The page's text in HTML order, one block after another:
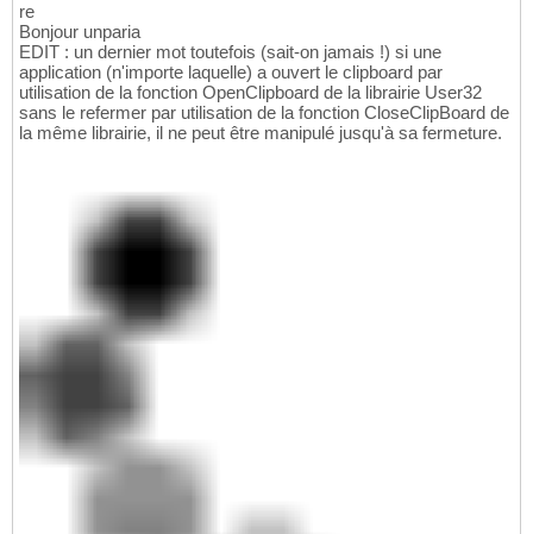
re
Bonjour unparia
EDIT : un dernier mot toutefois (sait-on jamais !) si une
application (n'importe laquelle) a ouvert le clipboard par
utilisation de la fonction OpenClipboard de la librairie User32
sans le refermer par utilisation de la fonction CloseClipBoard de
la même librairie, il ne peut être manipulé jusqu'à sa fermeture.